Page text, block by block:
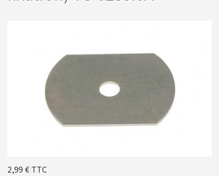
2,99 € TTC
Leviers de vitesses
Moyeux - Porte-couronnes